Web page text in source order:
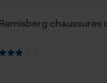
Remisberg chaussures